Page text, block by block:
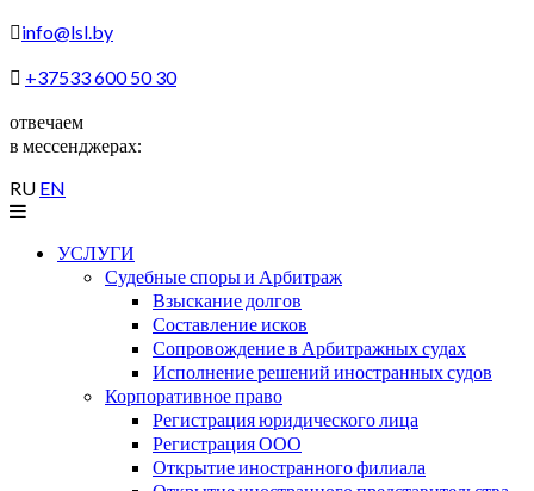
info@lsl.by
+37533 600 50 30
отвечаем
в мессенджерах:
RU EN
УСЛУГИ
Судебные споры и Арбитраж
Взыскание долгов
Составление исков
Сопровождение в Арбитражных судах
Исполнение решений иностранных судов
Корпоративное право
Регистрация юридического лица
Регистрация ООО
Открытие иностранного филиала